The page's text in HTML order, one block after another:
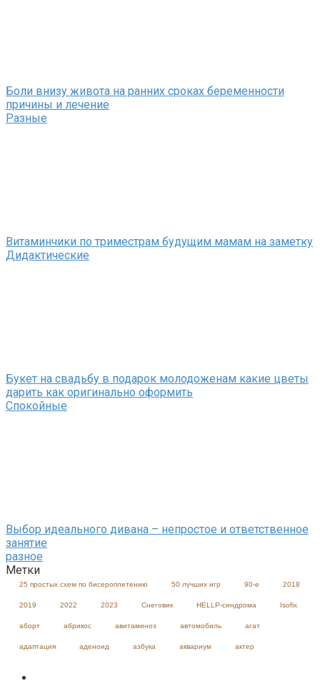
Боли внизу живота на ранних сроках беременности
причины и лечение
Разные
Витаминчики по триместрам будущим мамам на заметку
Дидактические
Букет на свадьбу в подарок молодоженам какие цветы
дарить как оригинально оформить
Спокойные
Выбор идеального дивана – непростое и ответственное
занятие
разное
Метки
25 простых схем по бисероплетению 50 лучших игр 90-е 2018
2019 2022 2023 Cнеговик HELLP-синдрома Isofix
аборт абрикос авитаминоз автомобиль агат
адаптация аденоид азбука аквариум актер